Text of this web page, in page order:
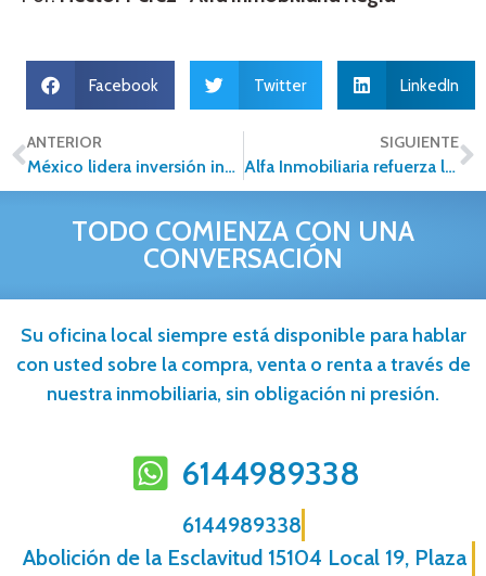
Facebook Twitter LinkedIn
ANTERIOR
México lidera inversión inmobiliaria en AL
SIGUIENTE
Alfa Inmobiliaria refuerza la asistencia personalizada a sus franquiciatarios a través de visitas de la directiva
TODO COMIENZA CON UNA
CONVERSACIÓN
Su oficina local siempre está disponible para hablar
con usted sobre la compra, venta o renta a través de
nuestra inmobiliaria, sin obligación ni presión.
6144989338
6144989338
Abolición de la Esclavitud 15104 Local 19, Plaza